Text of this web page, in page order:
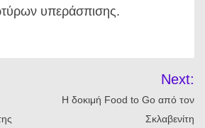
υπεράσπισης.
Next:
Η δοκιμή Food to Go από τον
Σκλαβενίτη